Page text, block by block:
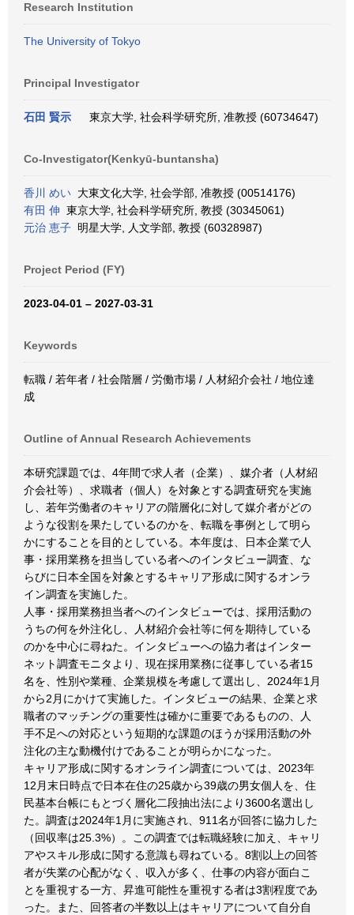
Research Institution
The University of Tokyo
Principal Investigator
石田 賢示 東京大学, 社会科学研究所, 准教授 (60734647)
Co-Investigator(Kenkyū-buntansha)
香川 めい 大東文化大学, 社会学部, 准教授 (00514176)
有田 伸 東京大学, 社会科学研究所, 教授 (30345061)
元治 恵子 明星大学, 人文学部, 教授 (60328987)
Project Period (FY)
2023-04-01 – 2027-03-31
Keywords
転職 / 若年者 / 社会階層 / 労働市場 / 人材紹介会社 / 地位達
成
Outline of Annual Research Achievements
本研究課題では、4年間で求人者（企業）、媒介者（人材紹
介会社等）、求職者（個人）を対象とする調査研究を実施
し、若年労働者のキャリアの階層化に対して媒介者がどの
ような役割を果たしているのかを、転職を事例として明ら
かにすることを目的としている。本年度は、日本企業で人
事・採用業務を担当している者へのインタビュー調査、な
らびに日本全国を対象とするキャリア形成に関するオンラ
イン調査を実施した。
人事・採用業務担当者へのインタビューでは、採用活動の
うちの何を外注化し、人材紹介会社等に何を期待している
のかを中心に尋ねた。インタビューへの協力者はインター
ネット調査モニタより、現在採用業務に従事している者15
名を、性別や業種、企業規模を考慮して選出し、2024年1月
から2月にかけて実施した。インタビューの結果、企業と求
職者のマッチングの重要性は確かに重要であるものの、人
手不足への対応という短期的な課題のほうが採用活動の外
注化の主な動機付けであることが明らかになった。
キャリア形成に関するオンライン調査については、2023年
12月末日時点で日本在住の25歳から39歳の男女個人を、住
民基本台帳にもとづく層化二段抽出法により3600名選出し
た。調査は2024年1月に実施され、911名が回答に協力した
（回収率は25.3%）。この調査では転職経験に加え、キャリ
アやスキル形成に関する意識も尋ねている。8割以上の回答
者が失業の心配がなく、収入が多く、仕事の内容が面白こ
とを重視する一方、昇進可能性を重視する者は3割程度であ
った。また、回答者の半数以上はキャリアについて自分自